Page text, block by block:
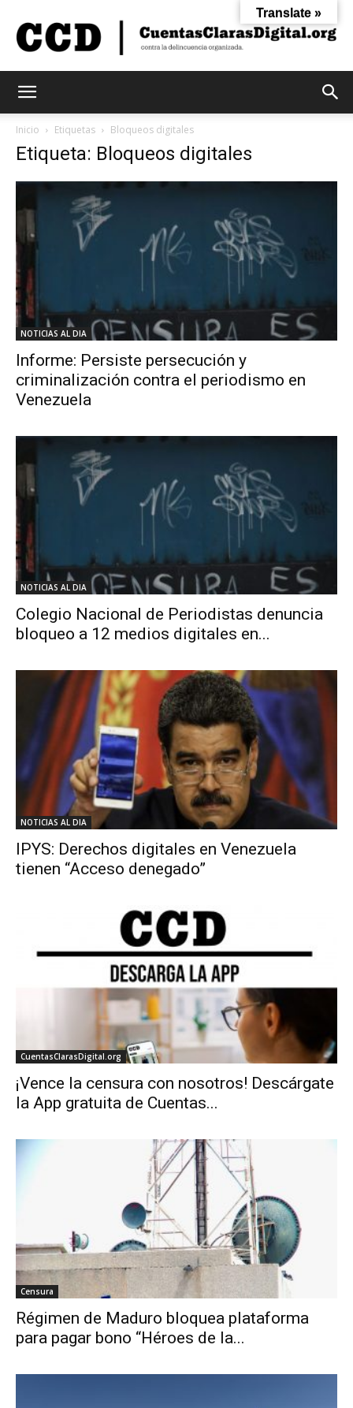
Digital
Inicio Etiquetas Bloqueos digitales
Etiqueta: Bloqueos digitales
NOTICIAS AL DIA
Informe: Persiste persecución y
criminalización contra el periodismo en
Venezuela
NOTICIAS AL DIA
Colegio Nacional de Periodistas denuncia
bloqueo a 12 medios digitales en...
NOTICIAS AL DIA
IPYS: Derechos digitales en Venezuela
tienen “Acceso denegado”
CuentasClarasDigital.org
¡Vence la censura con nosotros! Descárgate
la App gratuita de Cuentas...
Censura
Régimen de Maduro bloquea plataforma
para pagar bono “Héroes de la...
Translate »